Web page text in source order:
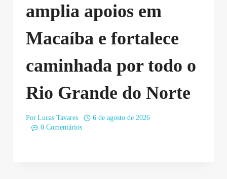
amplia apoios em
Macaíba e fortalece
caminhada por todo o
Rio Grande do Norte
Por Lucas Tavares
6 de agosto de 2026
0 Comentários